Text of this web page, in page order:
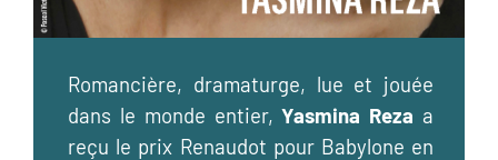
Romancière, dramaturge, lue et jouée
dans le monde entier,Yasmina Reza a
reçu le prix Renaudot pour Babylone en